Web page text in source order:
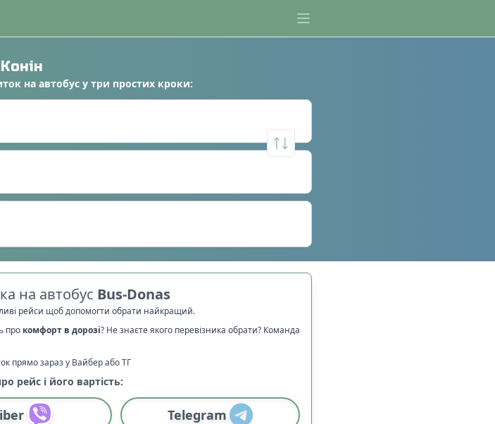
Конін
на автобус у три простих кроки:
на автобус Bus-Donas
рейси щоб допомогти обрати найкращий.
про комфорт в дорозі? Не знаєте якого перевізника обрати? Команда
прямо зараз у Вайбер або ТГ
рейс і його вартість:
Telegram